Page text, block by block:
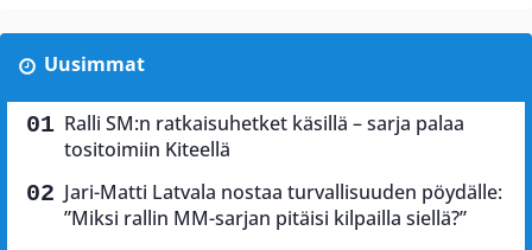
Uusimmat
Ralli SM:n ratkaisuhetket käsillä – sarja palaa
tositoimiin Kiteellä
Jari-Matti Latvala nostaa turvallisuuden pöydälle:
”Miksi rallin MM-sarjan pitäisi kilpailla siellä?”